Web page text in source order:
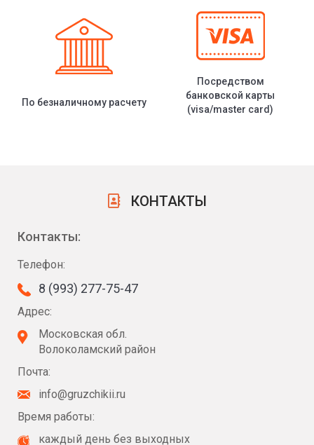
По безналичному расчету
Посредством
банковской карты
(visa/master card)
КОНТАКТЫ
Контакты:
Телефон:
8 (993) 277-75-47
Адрес:
Московская обл.
Волоколамский район
Почта:
info@gruzchikii.ru
Время работы:
каждый день без выходных